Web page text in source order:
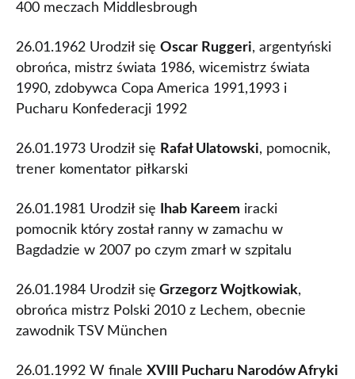
400 meczach Middlesbrough
26.01.1962 Urodził się Oscar Ruggeri, argentyński
obrońca, mistrz świata 1986, wicemistrz świata
1990, zdobywca Copa America 1991,1993 i
Pucharu Konfederacji 1992
26.01.1973 Urodził się Rafał Ulatowski, pomocnik,
trener komentator piłkarski
26.01.1981 Urodził się Ihab Kareem iracki
pomocnik który został ranny w zamachu w
Bagdadzie w 2007 po czym zmarł w szpitalu
26.01.1984 Urodził się Grzegorz Wojtkowiak,
obrońca mistrz Polski 2010 z Lechem, obecnie
zawodnik TSV München
26.01.1992 W finale XVIII Pucharu Narodów Afryki